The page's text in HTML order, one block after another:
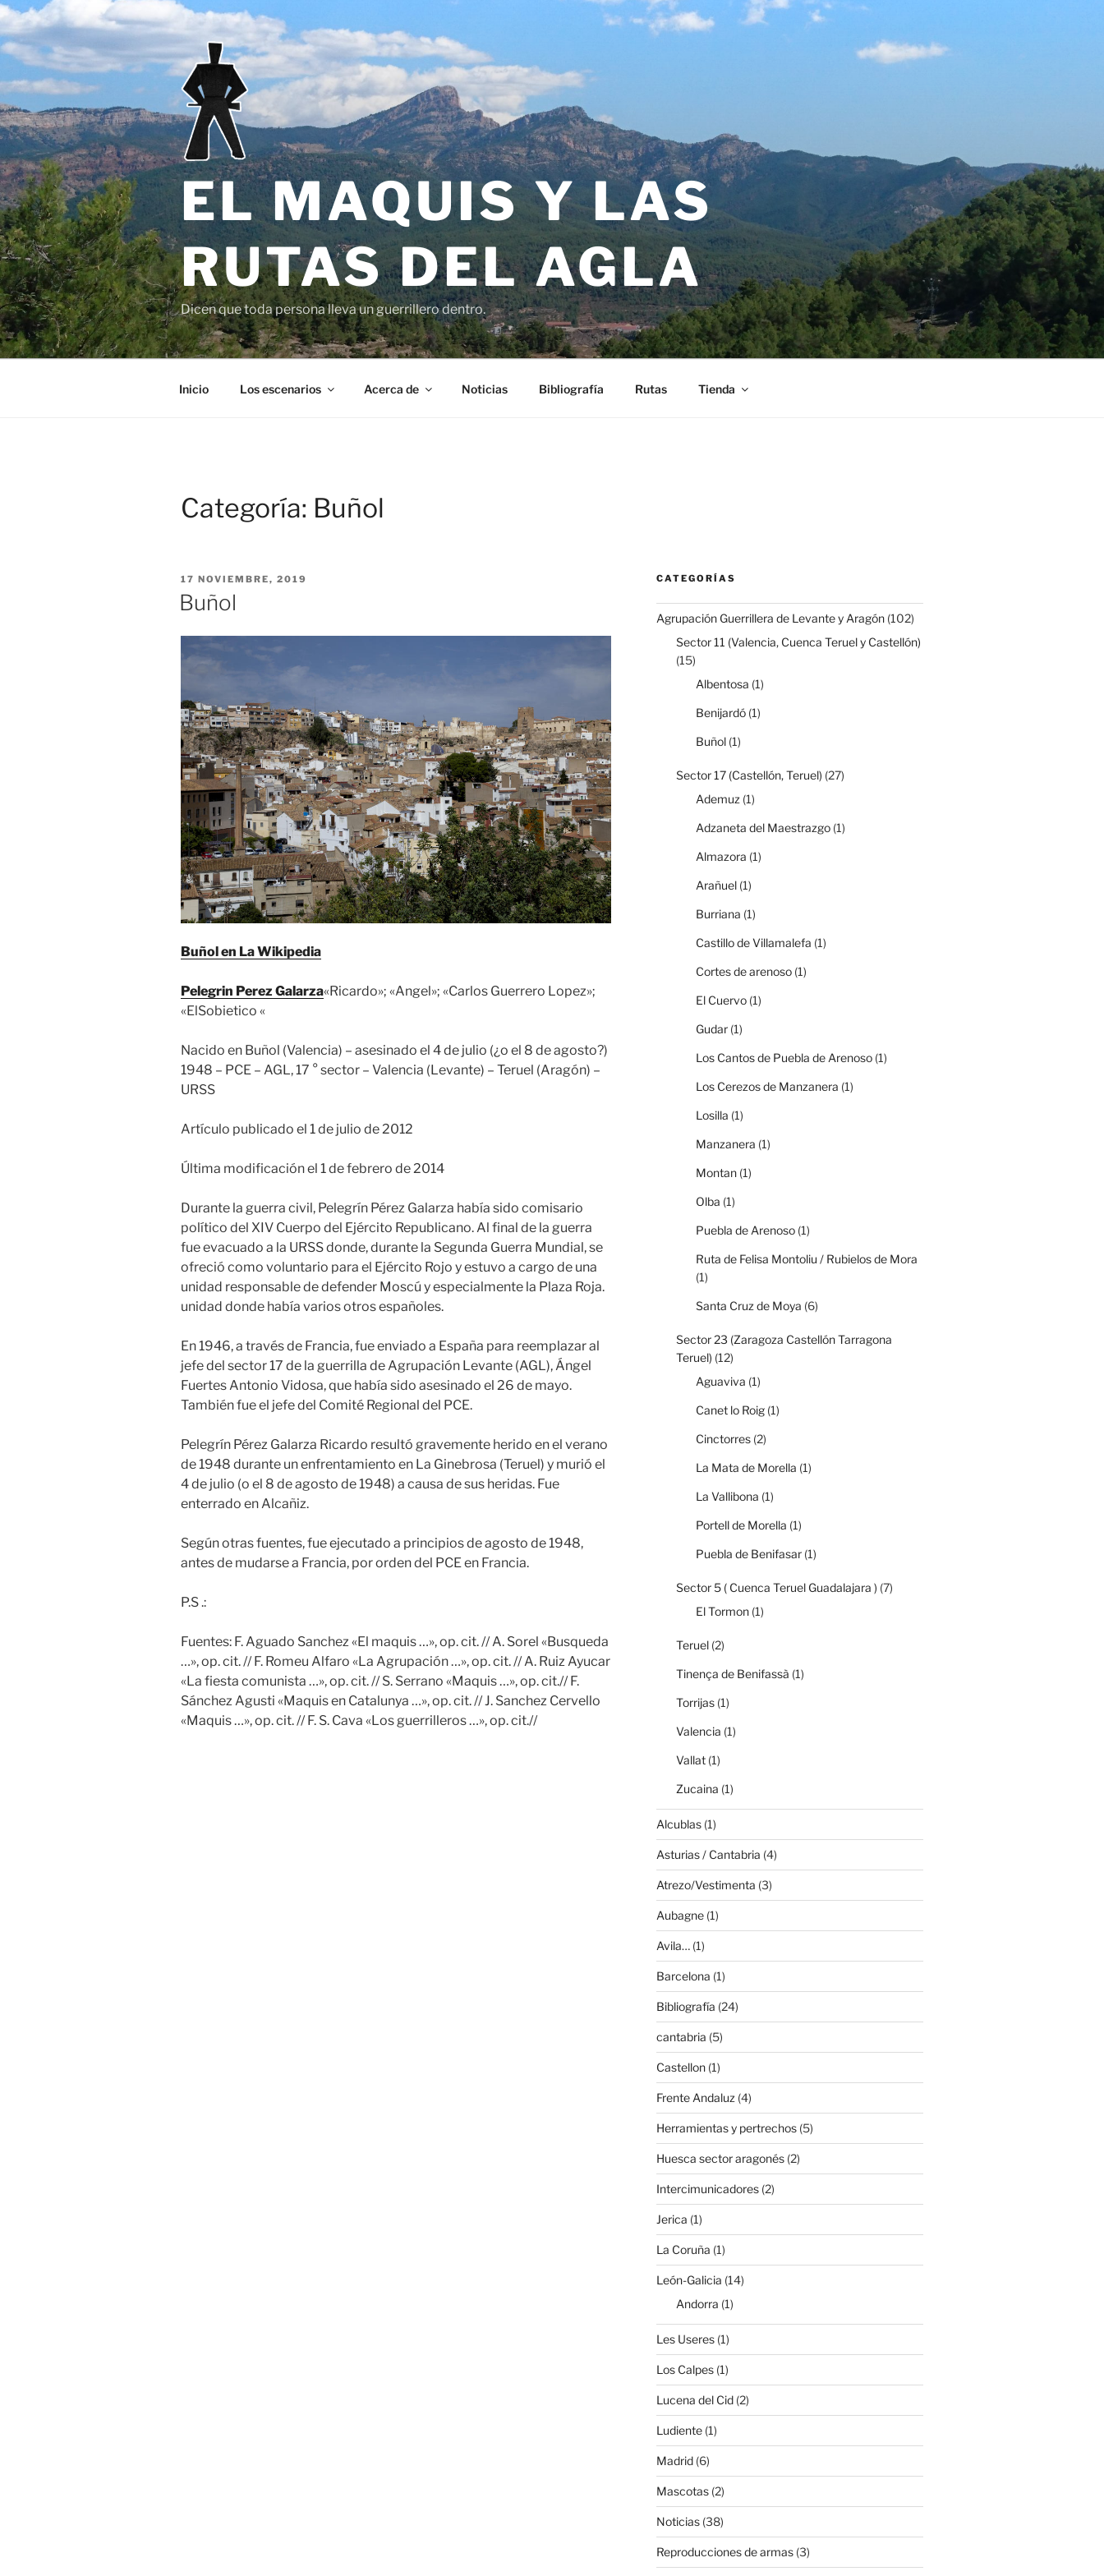
Saltar
contenido
EL MAQUIS Y LAS
RUTAS DEL AGLA
Dicen que toda persona lleva un guerrillero dentro.
Inicio Los escenarios Acerca de Noticias Bibliografía Rutas Tienda
Categoría: Buñol
PUBLICADO
EL
17 NOVIEMBRE, 2019
Buñol
Buñol en La Wikipedia
Pelegrin Perez Galarza«Ricardo»; «Angel»; «Carlos Guerrero Lopez»;
«ElSobietico «
Nacido en Buñol (Valencia) – asesinado el 4 de julio (¿o el 8 de agosto?)
1948 – PCE – AGL, 17 ° sector – Valencia (Levante) – Teruel (Aragón) –
URSS
Artículo publicado el 1 de julio de 2012
Última modificación el 1 de febrero de 2014
Durante la guerra civil, Pelegrín Pérez Galarza había sido comisario
político del XIV Cuerpo del Ejército Republicano. Al final de la guerra
fue evacuado a la URSS donde, durante la Segunda Guerra Mundial, se
ofreció como voluntario para el Ejército Rojo y estuvo a cargo de una
unidad responsable de defender Moscú y especialmente la Plaza Roja.
unidad donde había varios otros españoles.
En 1946, a través de Francia, fue enviado a España para reemplazar al
jefe del sector 17 de la guerrilla de Agrupación Levante (AGL), Ángel
Fuertes Antonio Vidosa, que había sido asesinado el 26 de mayo.
También fue el jefe del Comité Regional del PCE.
Pelegrín Pérez Galarza Ricardo resultó gravemente herido en el verano
de 1948 durante un enfrentamiento en La Ginebrosa (Teruel) y murió el
4 de julio (o el 8 de agosto de 1948) a causa de sus heridas. Fue
enterrado en Alcañiz.
Según otras fuentes, fue ejecutado a principios de agosto de 1948,
antes de mudarse a Francia, por orden del PCE en Francia.
P.S .:
Fuentes: F. Aguado Sanchez «El maquis …», op. cit. // A. Sorel «Busqueda
…», op. cit. // F. Romeu Alfaro «La Agrupación …», op. cit. // A. Ruiz Ayucar
«La fiesta comunista …», op. cit. // S. Serrano «Maquis …», op. cit.// F.
Sánchez Agusti «Maquis en Catalunya …», op. cit. // J. Sanchez Cervello
«Maquis …», op. cit. // F. S. Cava «Los guerrilleros …», op. cit.//
CATEGORÍAS
Agrupación Guerrillera de Levante y Aragón(102)
Sector 11 (Valencia, Cuenca Teruel y Castellón)
(15)
Albentosa (1)
Benijardó(1)
Buñol(1)
Sector 17 (Castellón, Teruel) (27)
Ademuz (1)
Adzaneta del Maestrazgo(1)
Almazora (1)
Arañuel(1)
Burriana (1)
Castillo de Villamalefa (1)
Cortes de arenoso(1)
El Cuervo(1)
Gudar(1)
Los Cantos de Puebla de Arenoso(1)
Los Cerezos de Manzanera (1)
Losilla (1)
Manzanera (1)
Montan(1)
Olba (1)
Puebla de Arenoso(1)
Ruta de Felisa Montoliu / Rubielos de Mora
(1)
Santa Cruz de Moya (6)
Sector 23 (Zaragoza Castellón Tarragona
Teruel) (12)
Aguaviva (1)
Canet lo Roig(1)
Cinctorres(2)
La Mata de Morella (1)
La Vallibona (1)
Portell de Morella (1)
Puebla de Benifasar(1)
Sector 5 ( Cuenca Teruel Guadalajara ) (7)
El Tormon(1)
Teruel(2)
Tinença de Benifassà (1)
Torrijas(1)
Valencia (1)
Vallat(1)
Zucaina (1)
Alcublas(1)
Asturias / Cantabria (4)
Atrezo/Vestimenta (3)
Aubagne(1)
Avila…(1)
Barcelona (1)
Bibliografía (24)
cantabria (5)
Castellon(1)
Frente Andaluz (4)
Herramientas y pertrechos(5)
Huesca sector aragonés(2)
Intercimunicadores(2)
Jerica (1)
La Coruña (1)
León-Galicia (14)
Andorra (1)
Les Useres(1)
Los Calpes(1)
Lucena del Cid(2)
Ludiente(1)
Madrid(6)
Mascotas(2)
Noticias(38)
Reproducciones de armas(3)